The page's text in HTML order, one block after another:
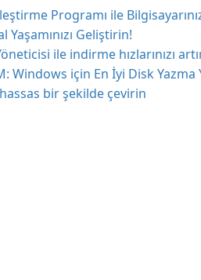
Programı ile
Geliştirin!
ile indirme hızlarınızı
Windows için En İyi Disk Yazma
bir şekilde çevirin